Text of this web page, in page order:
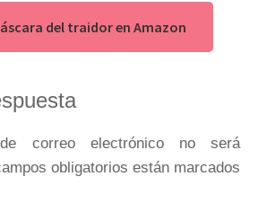
del traidor en Amazon
correo electrónico no será
obligatorios están marcados